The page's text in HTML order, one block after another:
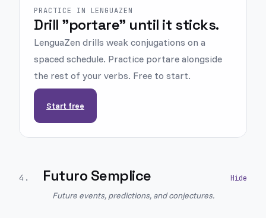
PRACTICE IN LENGUAZEN
Drill "portare" until it sticks.
LenguaZen drills weak conjugations on a
spaced schedule. Practice portare alongside
the rest of your verbs. Free to start.
Start free
4 . Futuro Semplice
Future events, predictions, and conjectures.